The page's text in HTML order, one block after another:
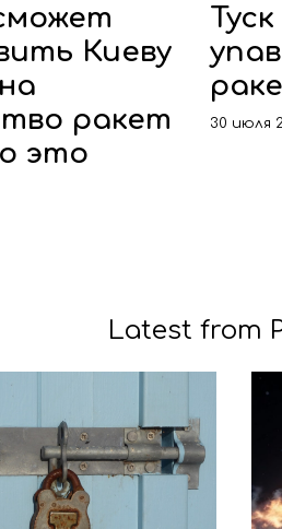
Киеву
ракет
это
30 июля
Latest from